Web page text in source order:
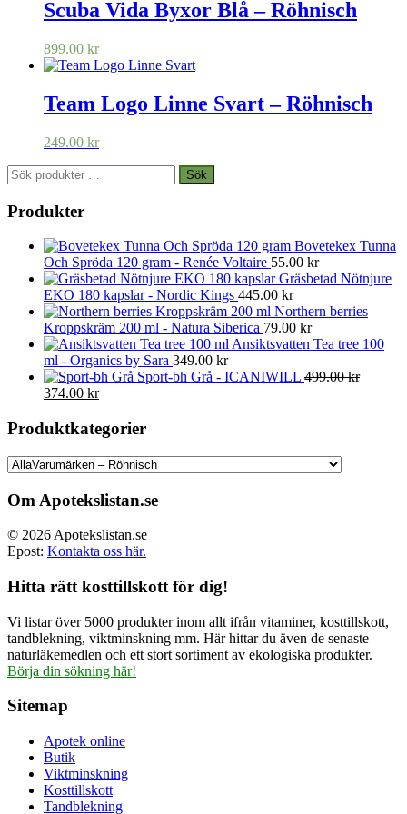
var:
699.00 kr.
är:
489.00 kr.
Scuba Vida Byxor Blå – Röhnisch
899.00 kr
Team Logo Linne Svart – Röhnisch
249.00 kr
Sök
efter:
Sök
Produkter
Bovetekex Tunna
Och Spröda 120 gram - Renée Voltaire 55.00 kr
Gräsbetad Nötnjure
EKO 180 kapslar - Nordic Kings 445.00 kr
Northern berries
Kroppskräm 200 ml - Natura Siberica 79.00 kr
Ansiktsvatten Tea tree 100
ml - Organics by Sara 349.00 kr
Sport-bh Grå - ICANIWILL 499.00kr
Det
priset
499.00 kr.
374.00 krDet
priset
är:
374.00 kr.
Produktkategorier
Om Apotekslistan.se
© 2026 Apotekslistan.se
Epost: Kontakta oss här.
Hitta rätt kosttillskott för dig!
Vi listar över 5000 produkter inom allt ifrån vitaminer, kosttillskott,
tandblekning, viktminskning mm. Här hittar du även de senaste
naturläkemedlen och ett stort sortiment av ekologiska produkter.
Börja din sökning här!
Sitemap
Apotek online
Butik
Viktminskning
Kosttillskott
Tandblekning